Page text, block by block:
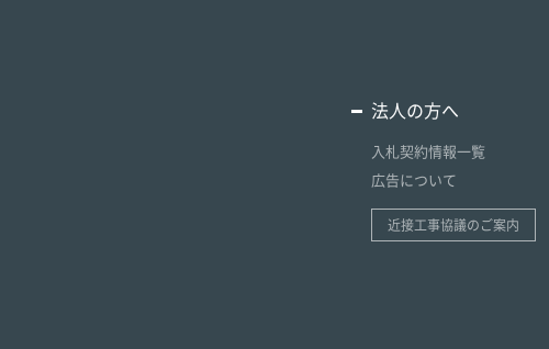
法人の方へ
入札契約情報一覧
広告について
近接工事協議のご案内